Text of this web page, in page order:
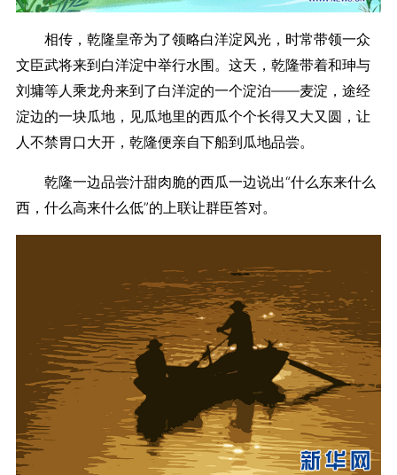
相传，乾隆皇帝为了领略白洋淀风光，时常带领一众
文臣武将来到白洋淀中举行水围。这天，乾隆带着和珅与
刘墉等人乘龙舟来到了白洋淀的一个淀泊——麦淀，途经
淀边的一块瓜地，见瓜地里的西瓜个个长得又大又圆，让
人不禁胃口大开，乾隆便亲自下船到瓜地品尝。
乾隆一边品尝汁甜肉脆的西瓜一边说出“什么东来什么
西，什么高来什么低”的上联让群臣答对。